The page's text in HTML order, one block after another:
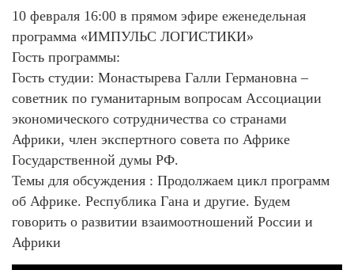
10 февраля 16:00 в прямом эфире еженедельная
программа «ИМПУЛЬС ЛОГИСТИКИ»
Гость программы:
Гость студии: Монастырева Галли Германовна –
советник по гуманитарным вопросам Ассоциации
экономического сотрудничества со странами
Африки, член экспертного совета по Африке
Государственной думы РФ.
Темы для обсуждения : Продолжаем цикл программ
об Африке. Республика Гана и другие. Будем
говорить о развитии взаимоотношений России и
Африки